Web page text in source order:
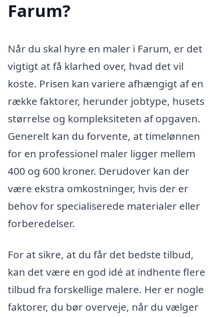
Farum?
Når du skal hyre en maler i Farum, er det
vigtigt at få klarhed over, hvad det vil
koste. Prisen kan variere afhængigt af en
række faktorer, herunder jobtype, husets
størrelse og kompleksiteten af opgaven.
Generelt kan du forvente, at timelønnen
for en professionel maler ligger mellem
400 og 600 kroner. Derudover kan der
være ekstra omkostninger, hvis der er
behov for specialiserede materialer eller
forberedelser.
For at sikre, at du får det bedste tilbud,
kan det være en god idé at indhente flere
tilbud fra forskellige malere. Her er nogle
faktorer, du bør overveje, når du vælger